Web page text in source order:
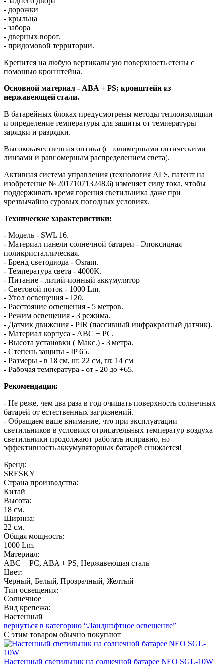
- дорожки
- крыльца
- забора
- дверных ворот.
- придомовой территории.
Крепится на любую вертикальную поверхность стены с
помощью кронштейна.
Основной материал - ABA + PS; кронштейн из
нержавеющей стали.
В батарейных блоках предусмотрены методы теплоизоляции
и определение температуры для защиты от температуры
зарядки и разрядки.
Высококачественная оптика (с полимерными оптическими
линзами и равномерным распределением света).
Активная система управления (технология ALS, патент на
изобретение № 201710713248.6) изменяет силу тока, чтобы
поддерживать время горения светильника даже при
чрезвычайно суровых погодных условиях.
Технические характеристики:
- Модель - SWL 16.
- Материал панели солнечной батареи - Эпоксидная
поликристаллическая.
- Бренд светодиода - Osram.
- Температура света - 4000K.
- Питание - литий-ионный аккумулятор
- Световой поток - 1000 Lm.
- Угол освещения - 120.
- Расстояние освещения - 5 метров.
- Режим освещения - 3 режима.
- Датчик движения - PIR (пассивный инфракрасный датчик).
- Материал корпуса - ABC + PC.
- Высота установки ( Макс.) - 3 метра.
- Степень защиты - IP 65.
- Размеры - в 18 см, ш: 22 см, гл: 14 см
- Рабочая температура - от - 20 до +65.
Рекомендации:
- Не реже, чем два раза в год очищать поверхность солнечных
батарей от естественных загрязнений.
- Обращаем ваше внимание, что при эксплуатации
светильников в условиях отрицательных температур воздуха
светильники продолжают работать исправно, но
эффективность аккумуляторных батарей снижается!
Бренд:
SRESKY
Страна производства:
Китай
Высота:
18 см.
Ширина:
22 см.
Общая мощность:
1000 Lm.
Материал:
ABC + PC, ABA + PS, Нержавеющая сталь
Цвет:
Черный, Белый, Прозрачный, Желтый
Тип освещения:
Солнечное
Вид крепежа:
Настенный
вернуться в категорию “Ландшафтное освещение”
С этим товаром обычно покупают
Настенный светильник на солнечной батарее NEO SGL-10W